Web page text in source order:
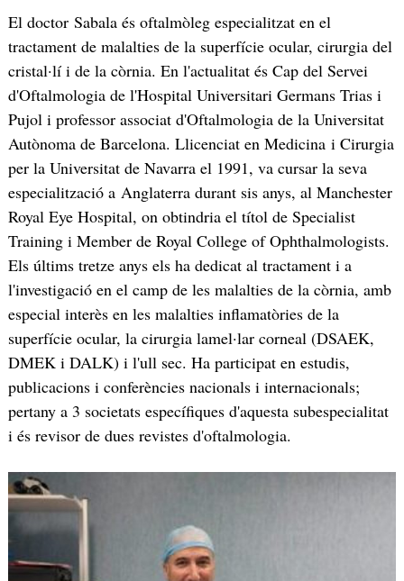
El doctor Sabala és oftalmòleg especialitzat en el
tractament de malalties de la superfície ocular, cirurgia del
cristal·lí i de la còrnia. En l'actualitat és Cap del Servei
d'Oftalmologia de l'Hospital Universitari Germans Trias i
Pujol i professor associat d'Oftalmologia de la Universitat
Autònoma de Barcelona. Llicenciat en Medicina i Cirurgia
per la Universitat de Navarra el 1991, va cursar la seva
especialització a Anglaterra durant sis anys, al Manchester
Royal Eye Hospital, on obtindria el títol de Specialist
Training i Member de Royal College of Ophthalmologists.
Els últims tretze anys els ha dedicat al tractament i a
l'investigació en el camp de les malalties de la còrnia, amb
especial interès en les malalties inflamatòries de la
superfície ocular, la cirurgia lamel·lar corneal (DSAEK,
DMEK i DALK) i l'ull sec. Ha participat en estudis,
publicacions i conferències nacionals i internacionals;
pertany a 3 societats específiques d'aquesta subespecialitat
i és revisor de dues revistes d'oftalmologia.